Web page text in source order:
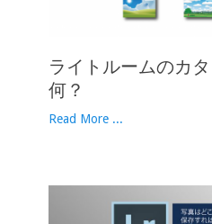
ライトルームのカ
何？
Read More ...